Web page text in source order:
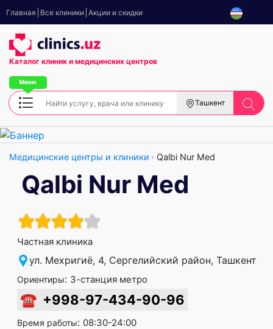
Главная Все клиники Акции и скидки
Каталог клиник и медицинских центров
Ташкент
Медицинские центры и клиники Qalbi Nur Med
Qalbi Nur Med
Частная клиника
ул. Мехригиё, 4, Сергелийский район, Ташкент
Ориентиры: 3-станция метро
☎ +998-97-434-90-96
Время работы: 08:30-24:00